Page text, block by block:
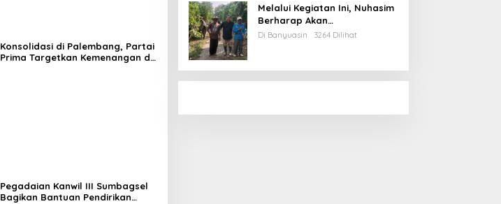
Konsolidasi di Palembang, Partai
Prima Targetkan Kemenangan di
Pegadaian Kanwil III Sumbagsel
Bagikan Bantuan Pendirikan
Melalui Kegiatan Ini, Nuhasim
Berharap Akan
Membangkitkan Semangat
Di Banyuasin 3264 Dilihat